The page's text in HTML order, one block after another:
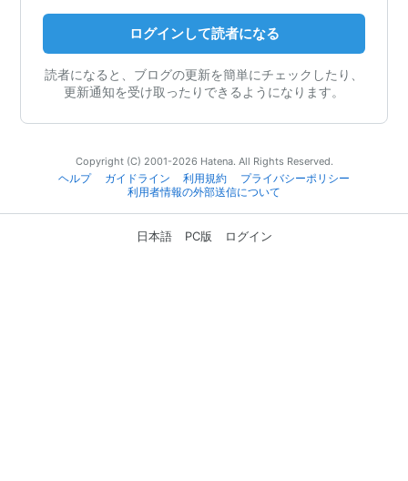
ログインして読者になる
読者になると、ブログの更新を簡単にチェックしたり、
更新通知を受け取ったりできるようになります。
Copyright (C) 2001-2026 Hatena. All Rights Reserved.
ヘルプ
ガイドライン 利用規約
プライバシーポリシー
利用者情報の外部送信について
日本語 PC版 ログイン